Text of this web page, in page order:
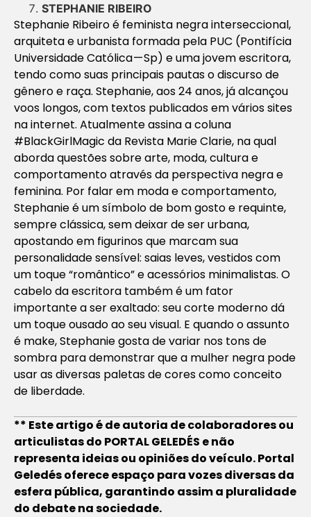
STEPHANIE RIBEIRO
Stephanie Ribeiro é feminista negra interseccional,
arquiteta e urbanista formada pela PUC (Pontifícia
Universidade Católica — Sp) e uma jovem escritora,
tendo como suas principais pautas o discurso de
gênero e raça. Stephanie, aos 24 anos, já alcançou
voos longos, com textos publicados em vários sites
na internet. Atualmente assina a coluna
#BlackGirlMagic da Revista Marie Clarie, na qual
aborda questões sobre arte, moda, cultura e
comportamento através da perspectiva negra e
feminina. Por falar em moda e comportamento,
Stephanie é um símbolo de bom gosto e requinte,
sempre clássica, sem deixar de ser urbana,
apostando em figurinos que marcam sua
personalidade sensível: saias leves, vestidos com
um toque “romântico” e acessórios minimalistas. O
cabelo da escritora também é um fator
importante a ser exaltado: seu corte moderno dá
um toque ousado ao seu visual. E quando o assunto
é make, Stephanie gosta de variar nos tons de
sombra para demonstrar que a mulher negra pode
usar as diversas paletas de cores como conceito
de liberdade.
** Este artigo é de autoria de colaboradores ou
articulistas do PORTAL GELEDÉS e não
representa ideias ou opiniões do veículo. Portal
Geledés oferece espaço para vozes diversas da
esfera pública, garantindo assim a pluralidade
do debate na sociedade.